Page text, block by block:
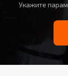
Укажите